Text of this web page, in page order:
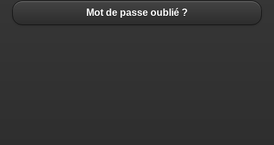
Mot de passe oublié ?